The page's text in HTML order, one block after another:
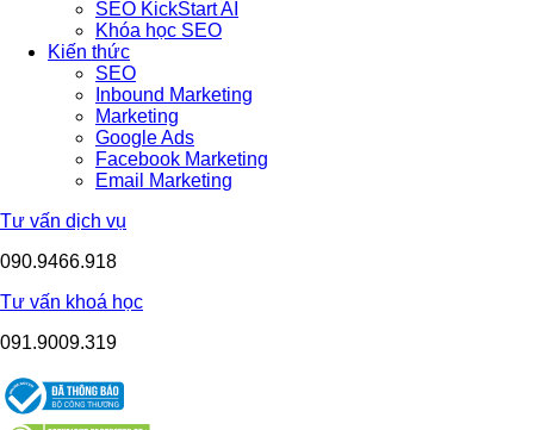
SEO KickStart AI
Khóa học SEO
Kiến thức
SEO
Inbound Marketing
Marketing
Google Ads
Facebook Marketing
Email Marketing
Tư vấn dịch vụ
090.9466.918
Tư vấn khoá học
091.9009.319